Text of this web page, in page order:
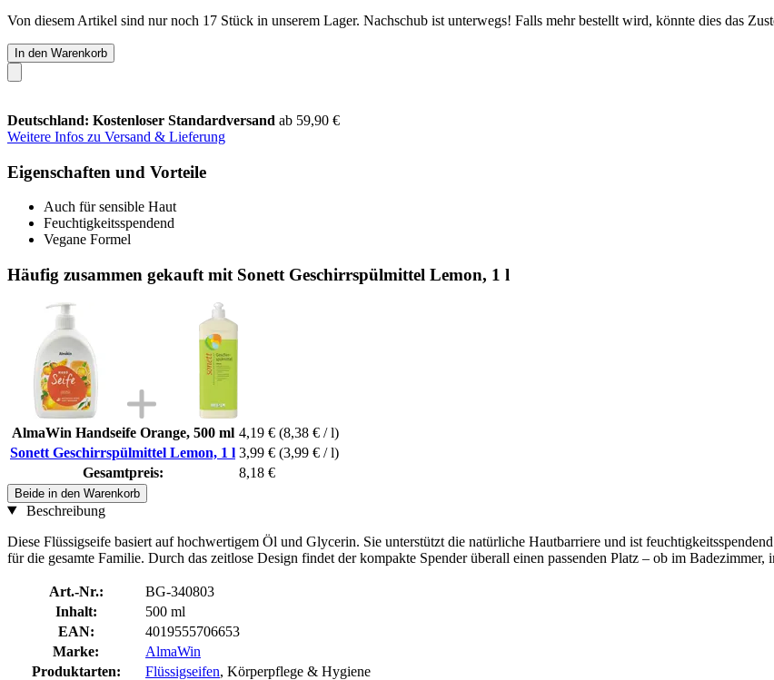
Von diesem Artikel sind nur noch 17 Stück in unserem Lager. Nachschub ist unterwegs! Falls mehr bestellt wird, könnte dies das
In den Warenkorb
Deutschland: Kostenloser Standardversand ab 59,90 €
Weitere Infos zu Versand & Lieferung
Eigenschaften und Vorteile
Auch für sensible Haut
Feuchtigkeitsspendend
Vegane Formel
Häufig zusammen gekauft mit Sonett Geschirrspülmittel Lemon, 1 l
AlmaWin Handseife Orange, 500 ml 4,19 € (8,38 € / l)
Sonett Geschirrspülmittel Lemon, 1 l 3,99 € (3,99 € / l)
Gesamtpreis:
8,18 €
Beide in den Warenkorb
Beschreibung
Diese Flüssigseife basiert auf hochwertigem Öl und Glycerin. Sie unterstützt die natürliche Hautbarriere und ist
für die gesamte Familie. Durch das zeitlose Design findet der kompakte Spender überall einen passenden Platz – ob im
Art.-Nr.:
BG-340803
Inhalt:
500 ml
EAN:
4019555706653
Marke:
AlmaWin
Produktarten:
Flüssigseifen, Körperpflege & Hygiene